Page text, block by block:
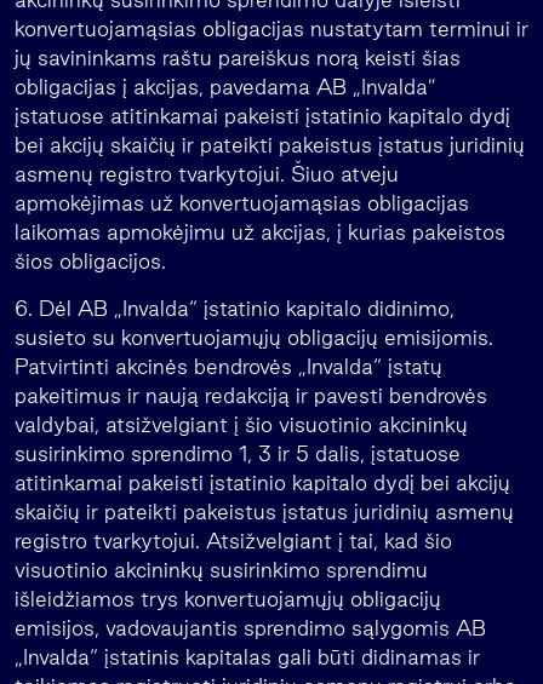
konvertuojamąsias obligacijas nustatytam terminui ir
jų savininkams raštu pareiškus norą keisti šias
obligacijas į akcijas, pavedama AB „Invalda”
įstatuose atitinkamai pakeisti įstatinio kapitalo dydį
bei akcijų skaičių ir pateikti pakeistus įstatus juridinių
asmenų registro tvarkytojui. Šiuo atveju
apmokėjimas už konvertuojamąsias obligacijas
laikomas apmokėjimu už akcijas, į kurias pakeistos
šios obligacijos.
6. Dėl AB „Invalda“ įstatinio kapitalo didinimo,
susieto su konvertuojamųjų obligacijų emisijomis.
Patvirtinti akcinės bendrovės „Invalda“ įstatų
pakeitimus ir naują redakciją ir pavesti bendrovės
valdybai, atsižvelgiant į šio visuotinio akcininkų
susirinkimo sprendimo 1, 3 ir 5 dalis, įstatuose
atitinkamai pakeisti įstatinio kapitalo dydį bei akcijų
skaičių ir pateikti pakeistus įstatus juridinių asmenų
registro tvarkytojui. Atsižvelgiant į tai, kad šio
visuotinio akcininkų susirinkimo sprendimu
išleidžiamos trys konvertuojamųjų obligacijų
emisijos, vadovaujantis sprendimo sąlygomis AB
„Invalda“ įstatinis kapitalas gali būti didinamas ir